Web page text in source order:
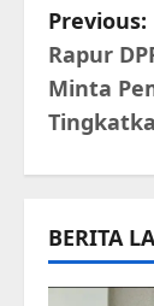
P
o
s
t
n
a
Previous:
Rapur
Minta
BERITA